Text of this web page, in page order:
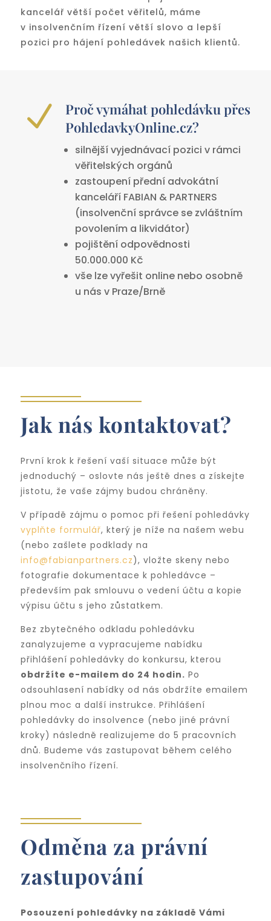
kancelář větší počet věřitelů, máme
v insolvenčním řízení větší slovo a lepší
pozici pro hájení pohledávek našich klientů.
N
Proč vymáhat pohledávku přes
PohledavkyOnline.cz?
silnější vyjednávací pozici v rámci
věřitelských orgánů
zastoupení přední advokátní
kanceláří FABIAN & PARTNERS
(insolvenční správce se zvláštním
povolením a likvidátor)
pojištění odpovědnosti
50.000.000 Kč
vše lze vyřešit online nebo osobně
u nás v Praze/Brně
Jak nás kontaktovat?
První krok k řešení vaší situace může být
jednoduchý – oslovte nás ještě dnes a získejte
jistotu, že vaše zájmy budou chráněny.
V případě zájmu o pomoc při řešení pohledávky
vyplňte formulář, který je níže na našem webu
(nebo zašlete podklady na
info@fabianpartners.cz), vložte skeny nebo
fotografie dokumentace k pohledávce –
především pak smlouvu o vedení účtu a kopie
výpisu účtu s jeho zůstatkem.
Bez zbytečného odkladu pohledávku
zanalyzujeme a vypracujeme nabídku
přihlášení pohledávky do konkursu, kterou
obdržíte e-mailem do 24 hodin. Po
odsouhlasení nabídky od nás obdržíte emailem
plnou moc a další instrukce. Přihlášení
pohledávky do insolvence (nebo jiné právní
kroky) následně realizujeme do 5 pracovních
dnů. Budeme vás zastupovat během celého
insolvenčního řízení.
Odměna za právní
zastupování
Posouzení pohledávky na základě Vámi